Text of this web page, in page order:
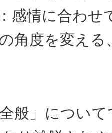
感情に合わせ
角度を変え
全般」につい